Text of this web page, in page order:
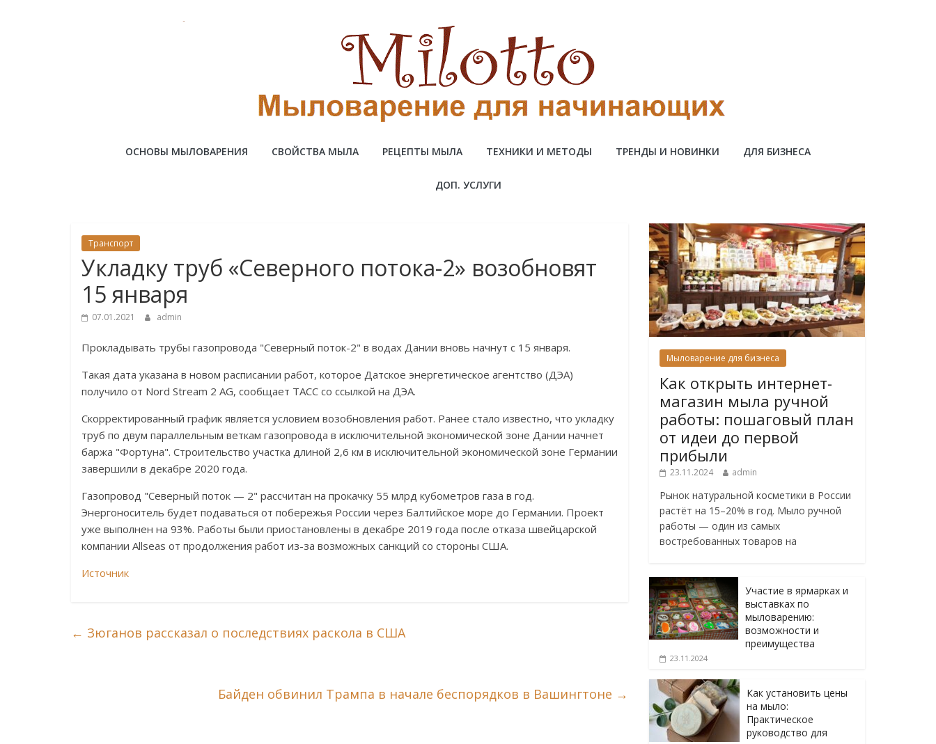
Милотто
ОСНОВЫ МЫЛОВАРЕНИЯ СВОЙСТВА МЫЛА РЕЦЕПТЫ МЫЛА ТЕХНИКИ И МЕТОДЫ ТРЕНДЫ И НОВИНКИ ДЛЯ БИЗНЕСА
ДОП. УСЛУГИ
Транспорт
Укладку труб «Северного потока-2» возобновят
15 января
07.01.2021 admin
Прокладывать трубы газопровода "Северный поток-2" в водах Дании вновь начнут с 15 января.
Такая дата указана в новом расписании работ, которое Датское энергетическое агентство (ДЭА)
получило от Nord Stream 2 AG, сообщает ТАСС со ссылкой на ДЭА.
Скорректированный график является условием возобновления работ. Ранее стало известно, что укладку
труб по двум параллельным веткам газопровода в исключительной экономической зоне Дании начнет
баржа "Фортуна". Строительство участка длиной 2,6 км в исключительной экономической зоне Германии
завершили в декабре 2020 года.
Газопровод "Северный поток — 2" рассчитан на прокачку 55 млрд кубометров газа в год.
Энергоноситель будет подаваться от побережья России через Балтийское море до Германии. Проект
уже выполнен на 93%. Работы были приостановлены в декабре 2019 года после отказа швейцарской
компании Allseas от продолжения работ из-за возможных санкций со стороны США.
Источник
← Зюганов рассказал о последствиях раскола в США
Байден обвинил Трампа в начале беспорядков в Вашингтоне →
Мыловарение для бизнеса
Как открыть интернет-
магазин мыла ручной
работы: пошаговый план
от идеи до первой
прибыли
23.11.2024 admin
Рынок натуральной косметики в России
растёт на 15–20% в год. Мыло ручной
работы — один из самых
востребованных товаров на
Участие в ярмарках и
выставках по
мыловарению:
возможности и
преимущества
23.11.2024
Как установить цены
на мыло:
Практическое
руководство для